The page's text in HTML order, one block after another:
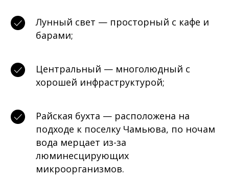
Лунный свет — просторный с кафе и
барами;
Центральный — многолюдный с
хорошей инфраструктурой;
Райская бухта — расположена на
подходе к поселку Чамьюва, по ночам
вода мерцает из-за
люминесцирующих
микроорганизмов.